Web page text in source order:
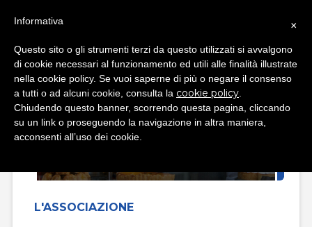
L'ASSOCIAZIONE
×
Informativa
Questo sito o gli strumenti terzi da questo utilizzati si avvalgono
di cookie necessari al funzionamento ed utili alle finalità illustrate
nella cookie policy. Se vuoi saperne di più o negare il consenso
a tutti o ad alcuni cookie, consulta la cookie policy
Chiudendo questo banner, scorrendo questa pagina, cliccando
su un link o proseguendo la navigazione in altra maniera,
acconsenti all’uso dei cookie.